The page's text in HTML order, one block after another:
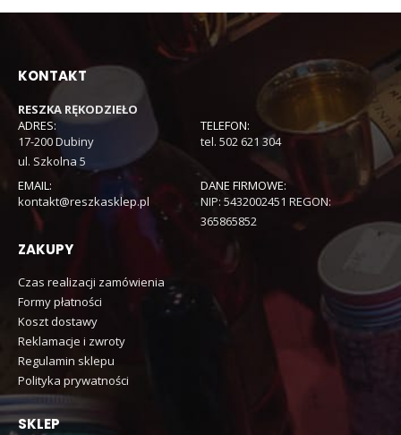
KONTAKT
RESZKA RĘKODZIEŁO
ADRES:
17-200 Dubiny
ul. Szkolna 5
TELEFON:
tel. 502 621 304
EMAIL:
kontakt@reszkasklep.pl
DANE FIRMOWE:
NIP: 5432002451 REGON:
365865852
ZAKUPY
Czas realizacji zamówienia
Formy płatności
Koszt dostawy
Reklamacje i zwroty
Regulamin sklepu
Polityka prywatności
SKLEP